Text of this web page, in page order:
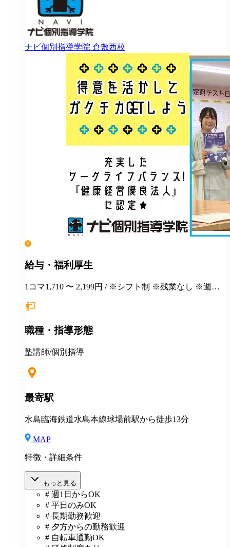
ナビ個別指導学院 倉敷西校
給与・福利厚生
1コマ1,710 〜 2,199円 / ※シフト制 ※残業なし ※週１
等にも別途お支払いします(規定あり) ＊有給休暇あり
度あり⇒グループ会社の割引制度が使えます！ ＊産
あり(社会人講師で月87時間以上の勤務がある方が対
職種・指導形態
塾講師/個別指導
最寄駅
水島臨海鉄道水島本線球場前駅から徒歩13分
MAP
特徴・詳細条件
もっと見る
# 週1日からOK
# 平日のみOK
# 長期勤務歓迎
# 夕方からの勤務歓迎
# 自転車通勤OK